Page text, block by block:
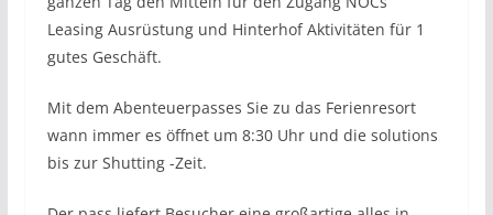
Leasing Ausrüstung und Hinterhof Aktivitäten für 1
gutes Geschäft.
Mit dem Abenteuerpasses Sie zu das Ferienresort
wann immer es öffnet um 8:30 Uhr und die solutions
bis zur Shutting -Zeit.